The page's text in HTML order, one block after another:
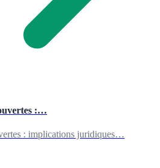
:…
: implications juridiques…